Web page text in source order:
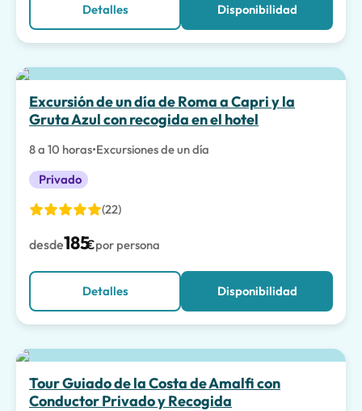
Detalles Disponibilidad
Excursión de un día de Roma a Capri y la
Gruta Azul con recogida en el hotel
8 a 10 horas•Excursiones de un día
Privado
(22)
desde185€por persona
Detalles Disponibilidad
La mejor opción
Tour Guiado de la Costa de Amalfi con
Conductor Privado y Recogida